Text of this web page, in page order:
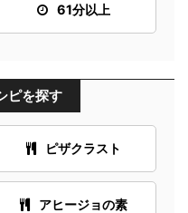
61分以上
ピを探す
ピザクラスト
アヒージョの素